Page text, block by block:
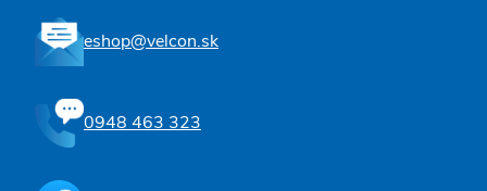
eshop@velcon.sk
0948 463 323